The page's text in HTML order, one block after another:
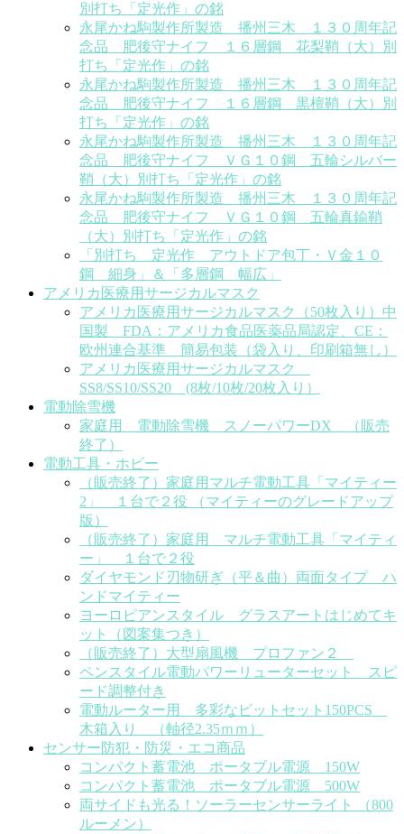
別打ち「定光作」の銘
永尾かね駒製作所製造 播州三木 １３０周年記
念品 肥後守ナイフ １６層鋼 花梨鞘（大）別
打ち「定光作」の銘
永尾かね駒製作所製造 播州三木 １３０周年記
念品 肥後守ナイフ １６層鋼 黒檀鞘（大）別
打ち「定光作」の銘
永尾かね駒製作所製造 播州三木 １３０周年記
念品 肥後守ナイフ ＶＧ１０鋼 五輪シルバー
鞘（大）別打ち「定光作」の銘
永尾かね駒製作所製造 播州三木 １３０周年記
念品 肥後守ナイフ ＶＧ１０鋼 五輪真鍮鞘
（大）別打ち「定光作」の銘
「別打ち 定光作 アウトドア包丁・Ｖ金１０
鋼 細身」＆「多層鋼 幅広」
アメリカ医療用サージカルマスク
アメリカ医療用サージカルマスク（50枚入り）中
国製 FDA：アメリカ食品医薬品局認定、CE：
欧州連合基準 簡易包装（袋入り、印刷箱無し）
アメリカ医療用サージカルマスク
SS8/SS10/SS20 (8枚/10枚/20枚入り）
電動除雪機
家庭用 電動除雪機 スノーパワーDX （販売
終了）
電動工具・ホビー
（販売終了）家庭用マルチ電動工具「マイティー
2」 １台で２役 （マイティーのグレードアップ
版）
（販売終了）家庭用 マルチ電動工具「マイティ
ー」 １台で２役
ダイヤモンド刃物研ぎ（平＆曲）両面タイプ ハ
ンドマイティー
ヨーロピアンスタイル グラスアートはじめてキ
ット（図案集つき）
（販売終了）大型扇風機 プロファン２
ペンスタイル電動パワーリューターセット スピ
ード調整付き
電動ルーター用 多彩なビットセット150PCS
木箱入り （軸径2.35ｍｍ）
センサー防犯・防災・エコ商品
コンパクト蓄電池 ポータブル電源 150W
コンパクト蓄電池 ポータブル電源 500W
両サイドも光る！ソーラーセンサーライト （800
ルーメン）